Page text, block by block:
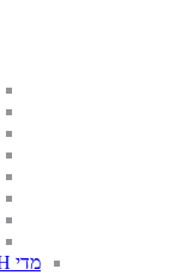
מדי pH